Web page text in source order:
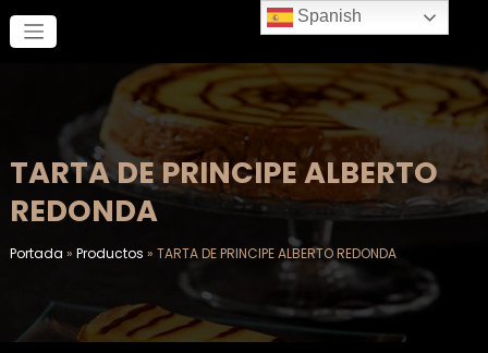
contenido
TARTA DE PRINCIPE ALBERTO
REDONDA
Portada » Productos » TARTA DE PRINCIPE ALBERTO REDONDA
Spanish